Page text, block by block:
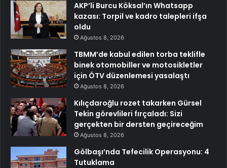
AKP’li Burcu Köksal’ın Whatsapp
kazası: Torpil ve kadro talepleri ifşa
oldu
Ağustos 8, 2026
TBMM’de kabul edilen torba teklifle
binek otomobiller ve motosikletler
için ÖTV düzenlemesi yasalaştı
Ağustos 8, 2026
Kılıçdaroğlu rozet takarken Gürsel
Tekin görevlileri fırçaladı: Sizi
gerçekten bir dersten geçireceğim
Ağustos 8, 2026
Gölbaşı’nda Tefecilik Operasyonu: 4
Tutuklama